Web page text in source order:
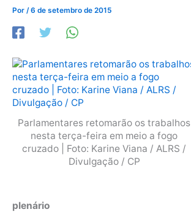
Por /6 de setembro de 2015
Parlamentares retomarão os trabalhos
nesta terça-feira em meio a fogo
cruzado | Foto: Karine Viana / ALRS /
Divulgação / CP
plenário